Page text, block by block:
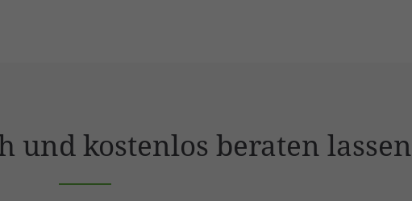
und kostenlos beraten lassen